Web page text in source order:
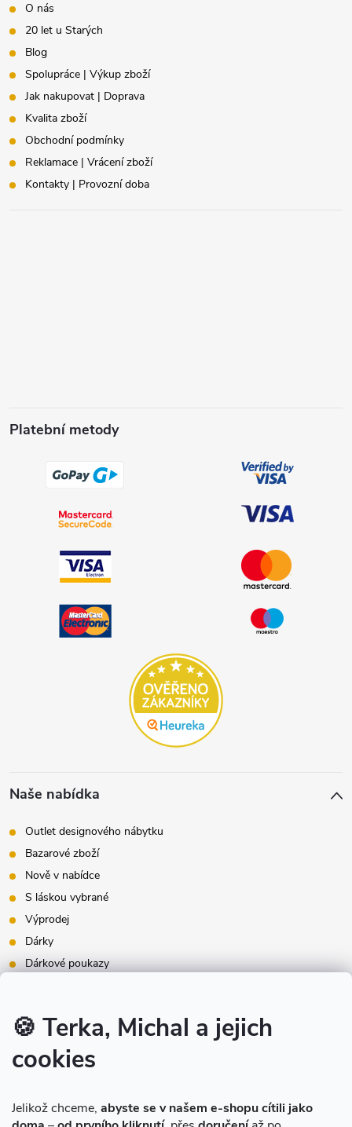
🍪 Terka, Michal a jejich
cookies
Jelikož chceme, abyste se v našem e-shopu cítili jako
O nás
20 let u Starých
Blog
Spolupráce | Výkup zboží
Jak nakupovat | Doprava
Kvalita zboží
Obchodní podmínky
Reklamace | Vrácení zboží
Kontakty | Provozní doba
Platební metody
Naše nabídka
Outlet designového nábytku
Bazarové zboží
Nově v nabídce
S láskou vybrané
Výprodej
Dárky
Dárkové poukazy
Instagram